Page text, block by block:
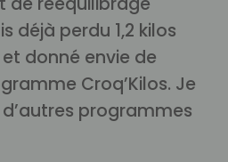
déjà perdu 1,2 kilos
donné envie de
Croq’Kilos. Je
programmes